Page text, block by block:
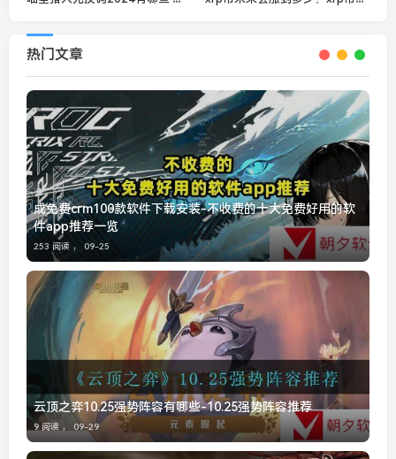
热门文章
成免费crm100款软件下载安装-不收费的十大免费好用的软
件app推荐一览
253 阅读 ， 09-25
云顶之弈10.25强势阵容有哪些-10.25强势阵容推荐
9 阅读 ， 09-29